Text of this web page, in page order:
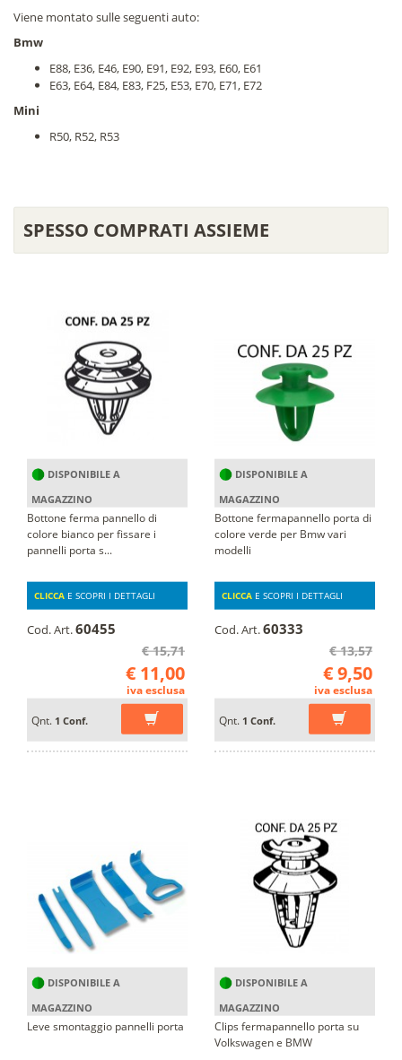
Viene montato sulle seguenti auto:
Bmw
E88, E36, E46, E90, E91, E92, E93, E60, E61
E63, E64, E84, E83, F25, E53, E70, E71, E72
Mini
R50, R52, R53
SPESSO COMPRATI ASSIEME
DISPONIBILE A
MAGAZZINO
Bottone ferma pannello di
colore bianco per fissare i
pannelli porta s...
CLICCA E SCOPRI I DETTAGLI
Cod. Art.60455
€ 15,71
€ 11,00
iva esclusa
Qnt. 1 Conf.
DISPONIBILE A
MAGAZZINO
Bottone fermapannello porta di
colore verde per Bmw vari
modelli
CLICCA E SCOPRI I DETTAGLI
Cod. Art.60333
€ 13,57
€ 9,50
iva esclusa
Qnt. 1 Conf.
DISPONIBILE A
MAGAZZINO
Leve smontaggio pannelli porta
DISPONIBILE A
MAGAZZINO
Clips fermapannello porta su
Volkswagen e BMW